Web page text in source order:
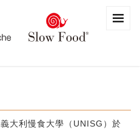
義大利慢食大學（UNISG）於